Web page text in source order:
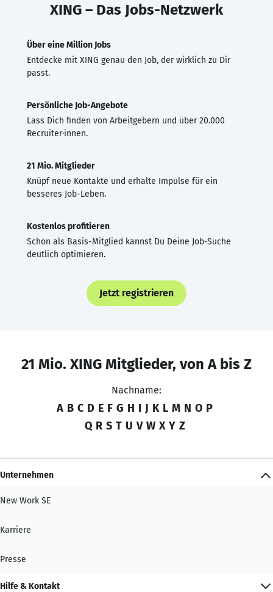
XING – Das Jobs-Netzwerk
Über eine Million Jobs
Entdecke mit XING genau den Job, der wirklich zu Dir
passt.
Persönliche Job-Angebote
Lass Dich finden von Arbeitgebern und über 20.000
Recruiter·innen.
21 Mio. Mitglieder
Knüpf neue Kontakte und erhalte Impulse für ein
besseres Job-Leben.
Kostenlos profitieren
Schon als Basis-Mitglied kannst Du Deine Job-Suche
deutlich optimieren.
Jetzt registrieren
21 Mio. XING Mitglieder, von A bis Z
Nachname:
A B C D E F G H I J K L M N O P
Q R S T U V W X Y Z
Unternehmen
New Work SE
Karriere
Presse
Hilfe & Kontakt